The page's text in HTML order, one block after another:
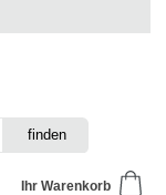
Ihr Warenkorb